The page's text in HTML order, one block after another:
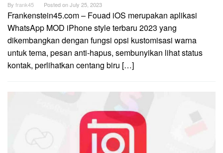
By frank45 Posted onJuly 25, 2023
Frankenstein45.com – Fouad iOS merupakan aplikasi
WhatsApp MOD iPhone style terbaru 2023 yang
dikembangkan dengan fungsi opsi kustomisasi warna
untuk tema, pesan anti-hapus, sembunyikan lihat status
kontak, perlihatkan centang biru […]